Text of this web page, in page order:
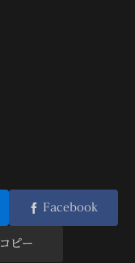
Facebook
コピー